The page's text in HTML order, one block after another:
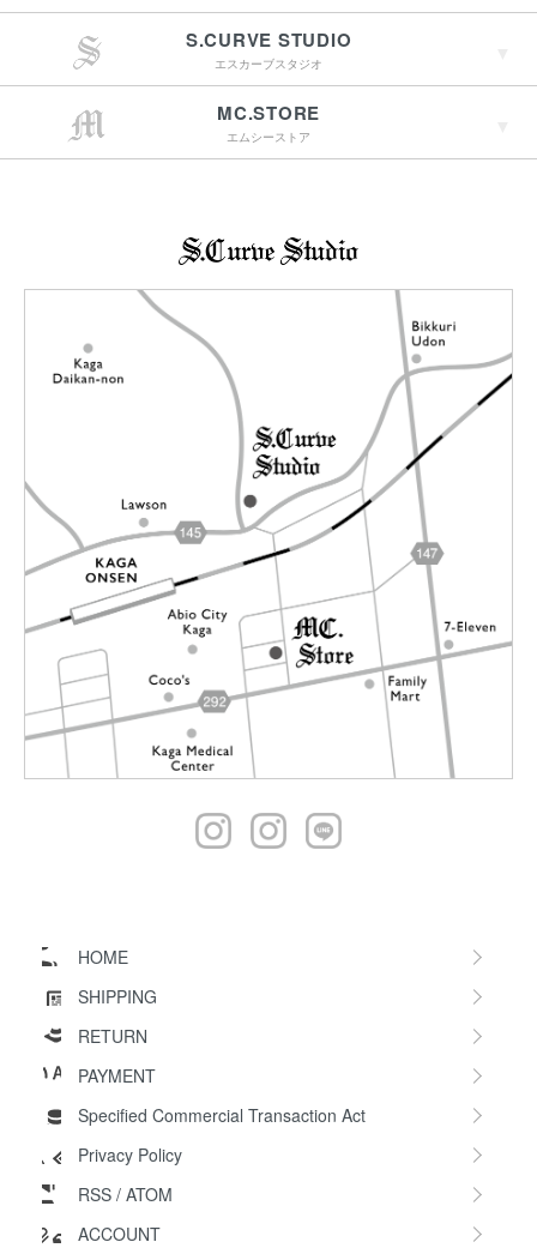
15:00までのご注文で
最短翌営業日配送
→詳しくはこちらへ
S.CURVE STUDIO
エスカーブスタジオ
MC.STORE
エムシーストア
HOME
SHIPPING
RETURN
PAYMENT
Specified Commercial Transaction Act
Privacy Policy
RSS / ATOM
ACCOUNT